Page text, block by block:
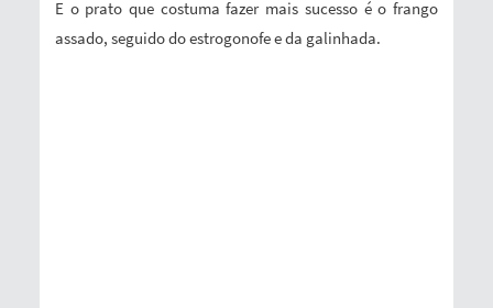
E o prato que costuma fazer mais sucesso é o frango
assado, seguido do estrogonofe e da galinhada.